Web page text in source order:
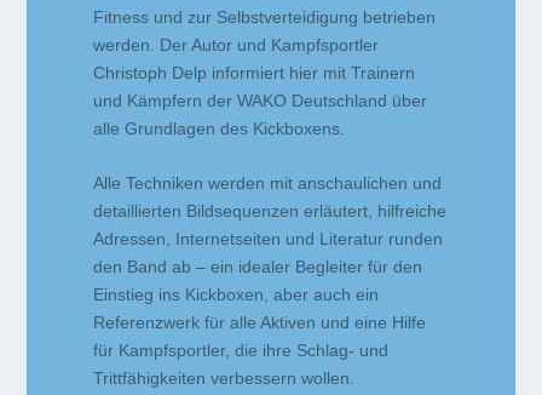
Fitness und zur Selbstverteidigung betrieben
werden. Der Autor und Kampfsportler
Christoph Delp informiert hier mit Trainern
und Kämpfern der WAKO Deutschland über
alle Grundlagen des Kickboxens.
Alle Techniken werden mit anschaulichen und
detaillierten Bildsequenzen erläutert, hilfreiche
Adressen, Internetseiten und Literatur runden
den Band ab – ein idealer Begleiter für den
Einstieg ins Kickboxen, aber auch ein
Referenzwerk für alle Aktiven und eine Hilfe
für Kampfsportler, die ihre Schlag- und
Trittfähigkeiten verbessern wollen.